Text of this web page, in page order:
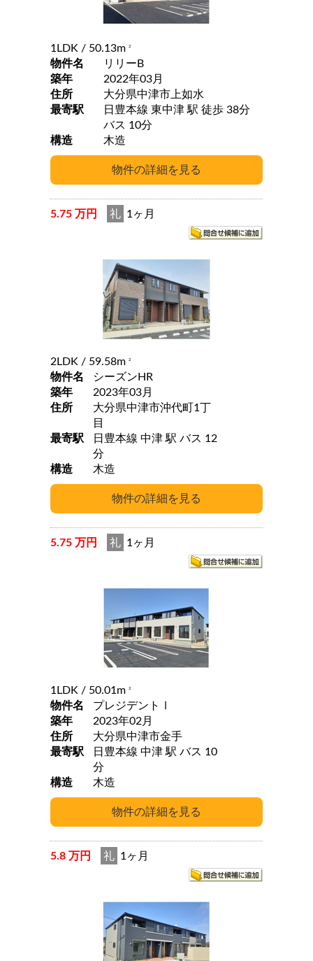
1LDK / 50.13m 2
物件名
リリーB
築年
2022年03月
住所
大分県中津市上如水
最寄駅
日豊本線 東中津 駅 徒歩 38分
バス 10分
構造
木造
5.75 万円 礼 1ヶ月
2LDK / 59.58m 2
物件名
シーズンHR
築年
2023年03月
住所
大分県中津市沖代町1丁
目
最寄駅
日豊本線 中津 駅 バス 12
分
構造
木造
5.75 万円 礼 1ヶ月
1LDK / 50.01m 2
物件名
プレジデントⅠ
築年
2023年02月
住所
大分県中津市金手
最寄駅
日豊本線 中津 駅 バス 10
分
構造
木造
5.8 万円 礼 1ヶ月